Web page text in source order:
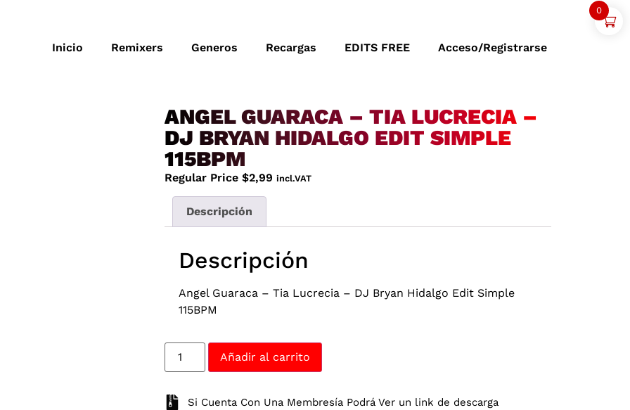
Inicio Remixers Generos Recargas EDITS FREE Acceso/Registrarse
ANGEL GUARACA – TIA LUCRECIA –
DJ BRYAN HIDALGO EDIT SIMPLE
115BPM
Regular Price $2,99 incl.VAT
Descripción
Descripción
Angel Guaraca – Tia Lucrecia – DJ Bryan Hidalgo Edit Simple
115BPM
Añadir al carrito
Si Cuenta Con Una Membresía Podrá Ver un link de descarga
0